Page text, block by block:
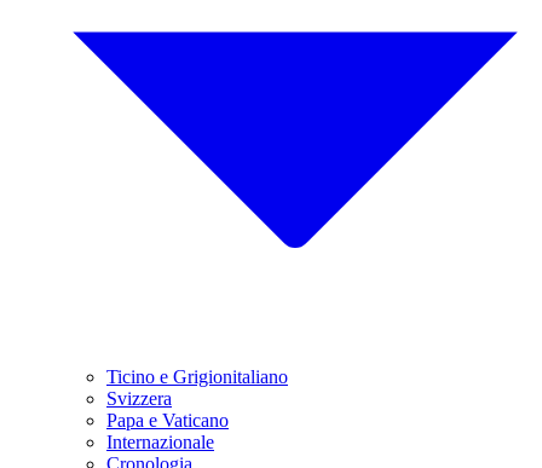
Ticino e Grigionitaliano
Svizzera
Papa e Vaticano
Internazionale